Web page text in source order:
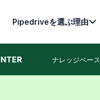
Pipedriveを選ぶ理由
ナレッジベース